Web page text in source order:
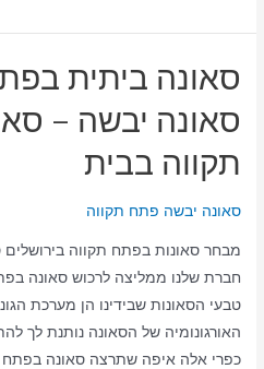
סאונה ביתית
סאונה יבשה –
תקווה בבית
סאונה יבשה פתח תקווה
מבחר סאונות בפתח תקווה
חברת שלנו ממליצה לרכוש סאונה
טבעי הסאונות שבידינו הן מערכת
האורגונומיה של הסאונה נותנת לך
כפרי אלה איפה שתרצה סאונה בפתח